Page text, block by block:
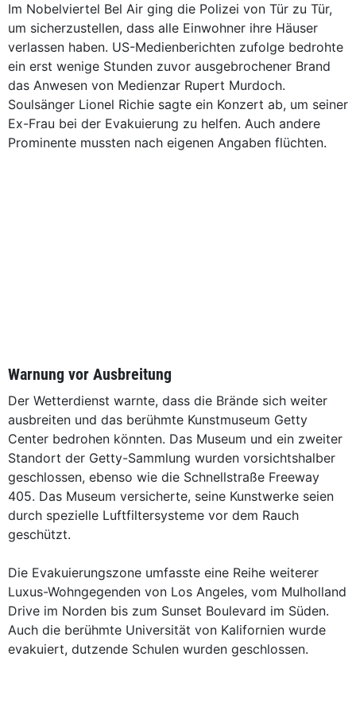
Im Nobelviertel Bel Air ging die Polizei von Tür zu Tür,
um sicherzustellen, dass alle Einwohner ihre Häuser
verlassen haben. US-Medienberichten zufolge bedrohte
ein erst wenige Stunden zuvor ausgebrochener Brand
das Anwesen von Medienzar Rupert Murdoch.
Soulsänger Lionel Richie sagte ein Konzert ab, um seiner
Ex-Frau bei der Evakuierung zu helfen. Auch andere
Prominente mussten nach eigenen Angaben flüchten.
Warnung vor Ausbreitung
Der Wetterdienst warnte, dass die Brände sich weiter
ausbreiten und das berühmte Kunstmuseum Getty
Center bedrohen könnten. Das Museum und ein zweiter
Standort der Getty-Sammlung wurden vorsichtshalber
geschlossen, ebenso wie die Schnellstraße Freeway
405. Das Museum versicherte, seine Kunstwerke seien
durch spezielle Luftfiltersysteme vor dem Rauch
geschützt.
Die Evakuierungszone umfasste eine Reihe weiterer
Luxus-Wohngegenden von Los Angeles, vom Mulholland
Drive im Norden bis zum Sunset Boulevard im Süden.
Auch die berühmte Universität von Kalifornien wurde
evakuiert, dutzende Schulen wurden geschlossen.